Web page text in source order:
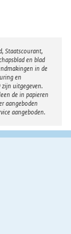
Staatscourant,
en blad
in de
en
uitgegeven.
de in papieren
aangeboden
aangeboden.